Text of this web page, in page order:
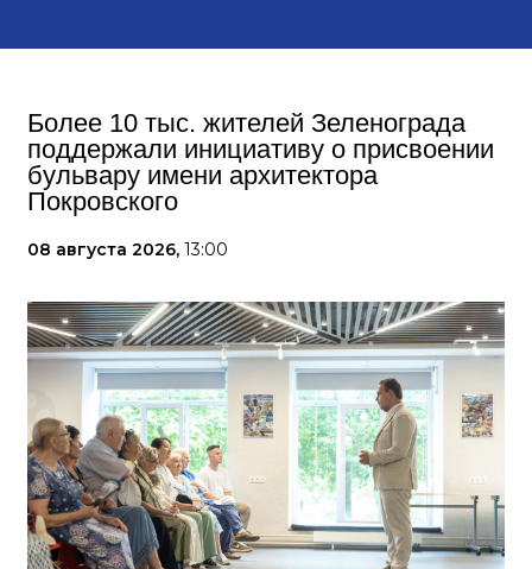
Более 10 тыс. жителей Зеленограда
поддержали инициативу о присвоении
бульвару имени архитектора
Покровского
08 августа 2026, 13:00